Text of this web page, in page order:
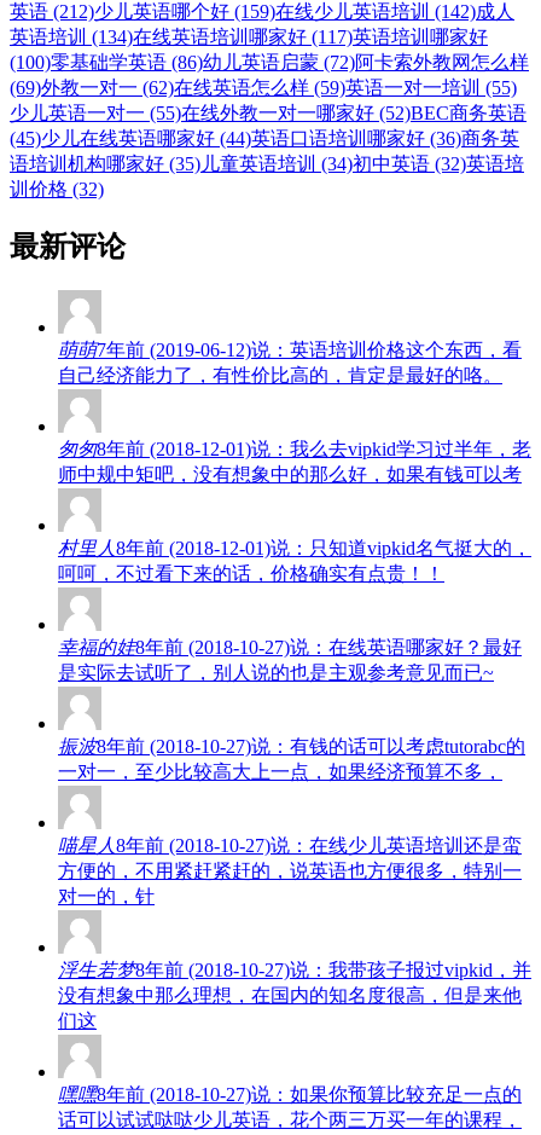
英语 (212)少儿英语哪个好 (159)在线少儿英语培训 (142)成人
英语培训 (134)在线英语培训哪家好 (117)英语培训哪家好
(100)零基础学英语 (86)幼儿英语启蒙 (72)阿卡索外教网怎么样
(69)外教一对一 (62)在线英语怎么样 (59)英语一对一培训 (55)
少儿英语一对一 (55)在线外教一对一哪家好 (52)BEC商务英语
(45)少儿在线英语哪家好 (44)英语口语培训哪家好 (36)商务英
语培训机构哪家好 (35) 儿童英语培训 (34)初中英语 (32)英语培
训价格 (32)
最新评论
萌萌7年前 (2019-06-12)说：英语培训价格这个东西，看
自己经济能力了，有性价比高的，肯定是最好的咯。
匆匆8年前 (2018-12-01)说：我么去vipkid学习过半年，老
师中规中矩吧，没有想象中的那么好，如果有钱可以考
村里人8年前 (2018-12-01)说：只知道vipkid名气挺大的，
呵呵，不过看下来的话，价格确实有点贵！！
幸福的娃8年前 (2018-10-27)说：在线英语哪家好？最好
是实际去试听了，别人说的也是主观参考意见而已~
振波8年前 (2018-10-27)说：有钱的话可以考虑tutorabc的
一对一，至少比较高大上一点，如果经济预算不多，
喵星人8年前 (2018-10-27)说：在线少儿英语培训还是蛮
方便的，不用紧赶紧赶的，说英语也方便很多，特别一
对一的，针
浮生若梦8年前 (2018-10-27)说：我带孩子报过vipkid，并
没有想象中那么理想，在国内的知名度很高，但是来他
们这
嘿嘿8年前 (2018-10-27)说：如果你预算比较充足一点的
话可以试试哒哒少儿英语，花个两三万买一年的课程，